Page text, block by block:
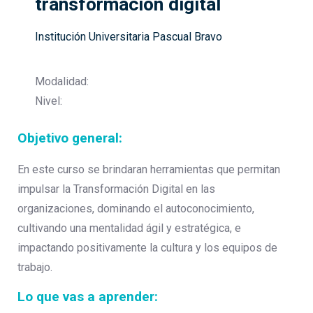
Institución Universitaria Pascual Bravo
Modalidad:
Nivel:
Objetivo general:
En este curso se brindaran herramientas que permitan
impulsar la Transformación Digital en las
organizaciones, dominando el autoconocimiento,
cultivando una mentalidad ágil y estratégica, e
impactando positivamente la cultura y los equipos de
trabajo.
Lo que vas a aprender: